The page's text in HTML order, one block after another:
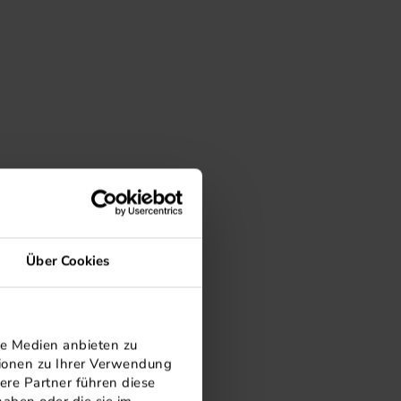
Über Cookies
Medien anbieten zu
zu Ihrer Verwendung
Partner führen diese